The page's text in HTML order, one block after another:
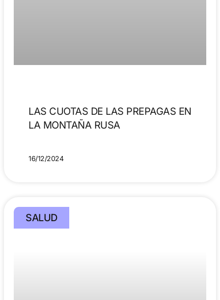
LAS CUOTAS DE LAS PREPAGAS EN
LA MONTAÑA RUSA
16/12/2024
SALUD